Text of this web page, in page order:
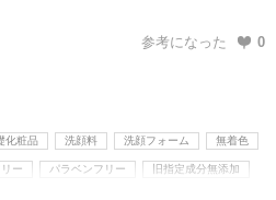
参考になった 0
化粧品 洗顔料 洗顔フォーム 無着色
ー パラベンフリー 旧指定成分無添加